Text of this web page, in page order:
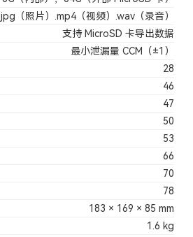
.jpg（照片）.mp4（视频）.wav（录音）
支持 MicroSD 卡导出数据
最小泄漏量 CCM（±1）
28
46
47
50
53
66
70
78
183 × 169 × 85 mm
1.6 kg